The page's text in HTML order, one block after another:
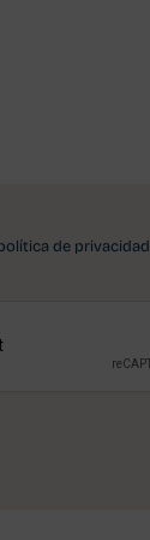
de privacidad